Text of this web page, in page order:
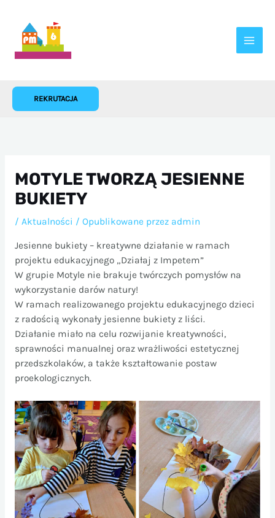
treści
REKRUTACJA
MOTYLE TWORZĄ JESIENNE
BUKIETY
/ Aktualności / Opublikowane przez admin
Jesienne bukiety – kreatywne działanie w ramach
projektu edukacyjnego „Działaj z Impetem”
W grupie Motyle nie brakuje twórczych pomysłów na
wykorzystanie darów natury!
W ramach realizowanego projektu edukacyjnego dzieci
z radością wykonały jesienne bukiety z liści.
Działanie miało na celu rozwijanie kreatywności,
sprawności manualnej oraz wrażliwości estetycznej
przedszkolaków, a także kształtowanie postaw
proekologicznych.